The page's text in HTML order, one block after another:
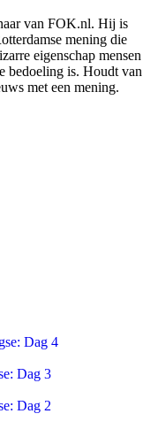
van FOK.nl. Hij is
mening die
eigenschap mensen
bedoeling is. Houdt van
met een mening.
Dag 4
Dag 3
Dag 2